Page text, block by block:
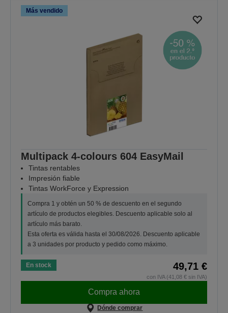
Más vendido
Multipack 4-colours 604 EasyMail
Tintas rentables
Impresión fiable
Tintas WorkForce y Expression
Compra 1 y obtén un 50 % de descuento en el segundo
artículo de productos elegibles. Descuento aplicable solo al
artículo más barato.
Esta oferta es válida hasta el 30/08/2026. Descuento aplicable
a 3 unidades por producto y pedido como máximo.
En stock 49,71 €
con IVA (41,08 € sin IVA)
Compra ahora
Dónde comprar